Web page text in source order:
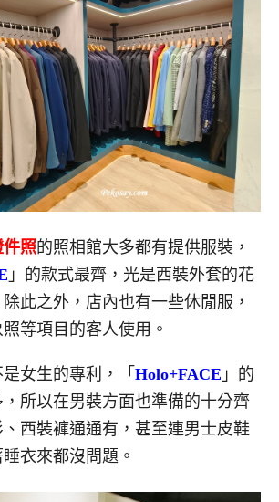
件照的照相館大多都有提供服裝，
」的款式最齊，光是西裝外套的花
此之外，店內也有一些休閒服，
等項目的客人使用。
是女生的專利，「 Holo+FACE 」的
所以在男裝方面也準備的十分齊
西裝褲通通有，甚至連男士皮鞋
衣來都沒問題。